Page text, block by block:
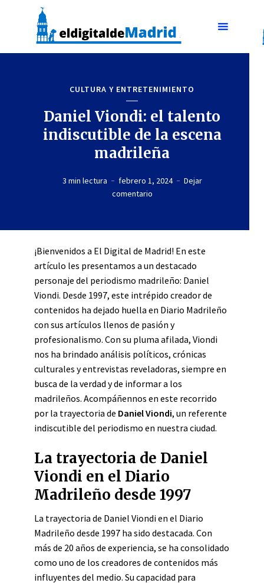
CULTURA Y ENTRETENIMIENTO
Daniel Viondi: el talento
indiscutible de la escena
madrileña
3 min lectura febrero 1, 2024
Dejar
comentario
¡Bienvenidos a El Digital de Madrid! En este
artículo les presentamos a un destacado
personaje del periodismo madrileño: Daniel
Viondi. Desde 1997, este intrépido creador de
contenidos ha dejado huella en Diario Madrileño
con sus artículos llenos de pasión y
profesionalismo. Con su pluma afilada, Viondi
nos ha brindado análisis políticos, crónicas
culturales y entrevistas reveladoras, siempre en
busca de la verdad y de informar a los
madrileños. Acompáñennos en este recorrido
por la trayectoria de Daniel Viondi, un referente
indiscutible del periodismo en nuestra ciudad.
La trayectoria de Daniel
Viondi en el Diario
Madrileño desde 1997
La trayectoria de Daniel Viondi en el Diario
Madrileño desde 1997 ha sido destacada. Con
más de 20 años de experiencia, se ha consolidado
como uno de los creadores de contenidos más
influyentes del medio. Su capacidad para